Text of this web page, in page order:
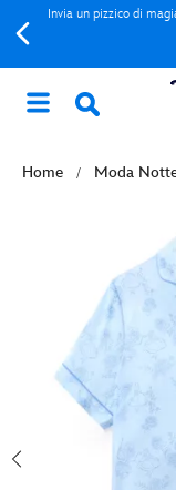
Invia un pizzico di
Home Moda